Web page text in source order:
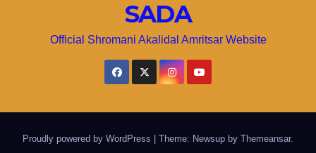
SADA
Official Shromani Akalidal Amritsar Website
Proudly powered by WordPress Theme: Newsup by Themeansar.